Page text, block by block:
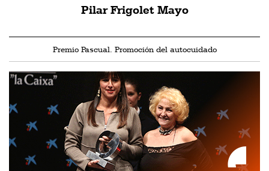
Pilar Frigolet Mayo
Premio Pascual. Promoción del autocuidado